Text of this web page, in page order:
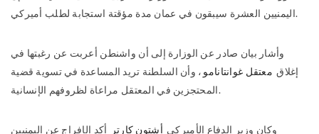
اليمنيين العشرة سيبقون في عمان مدة مؤقتة استجابة لطلب أميركي.
وأشار بيان صادر عن الوزارة إلى أن واشنطن أعربت عن رغبتها في
إغلاق معتقل غوانتانامو ، وأن السلطنة تريد المساعدة في تسوية قضية
المحتجزين في المعتقل مراعاة لظروفهم الإنسانية.
وكان وزير الدفاع الأميركي أشتون كارتر أكد الإفراج عن اليمنيين